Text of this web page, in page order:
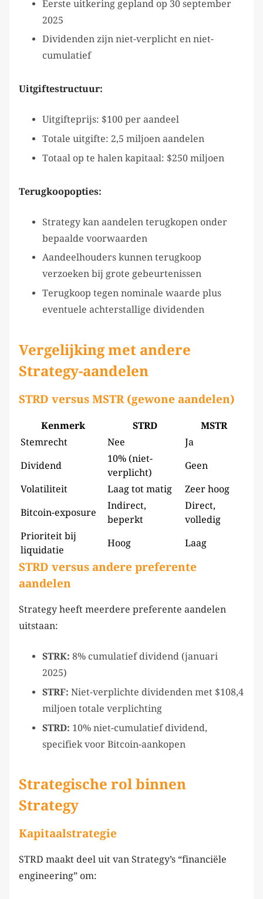
Eerste uitkering gepland op 30 september
2025
Dividenden zijn niet-verplicht en niet-
cumulatief
Uitgiftestructuur:
Uitgifteprijs: $100 per aandeel
Totale uitgifte: 2,5 miljoen aandelen
Totaal op te halen kapitaal: $250 miljoen
Terugkoopopties:
Strategy kan aandelen terugkopen onder
bepaalde voorwaarden
Aandeelhouders kunnen terugkoop
verzoeken bij grote gebeurtenissen
Terugkoop tegen nominale waarde plus
eventuele achterstallige dividenden
Vergelijking met andere
Strategy-aandelen
STRD versus MSTR (gewone aandelen)
Kenmerk STRD
MSTR
Stemrecht
Nee Ja
Dividend
10% (niet-
verplicht)
Geen
Volatiliteit Laag tot matig Zeer hoog
Bitcoin-exposure
Indirect,
beperkt
Direct,
volledig
Prioriteit bij
liquidatie
Hoog Laag
STRD versus andere preferente
aandelen
Strategy heeft meerdere preferente aandelen
uitstaan:
STRK: 8% cumulatief dividend (januari
2025)
STRF: Niet-verplichte dividenden met $108,4
miljoen totale verplichting
STRD: 10% niet-cumulatief dividend,
specifiek voor Bitcoin-aankopen
Strategische rol binnen
Strategy
Kapitaalstrategie
STRD maakt deel uit van Strategy’s “financiële
engineering” om: